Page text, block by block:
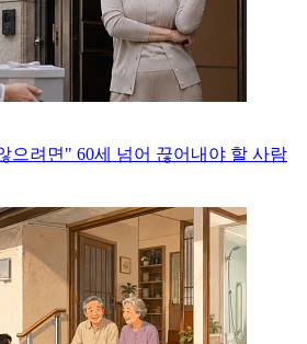
으려면" 60세 넘어 끊어내야 할 사람